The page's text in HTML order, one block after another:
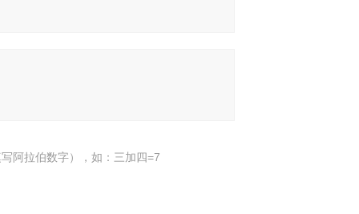
阿拉伯数字），如：三加四=7